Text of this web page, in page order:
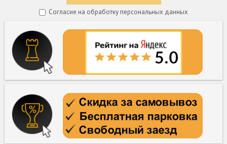
Согласие на обработку персональных данных